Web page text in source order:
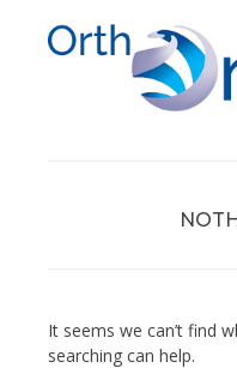
Skip
It seems we can’t find
searching can help.